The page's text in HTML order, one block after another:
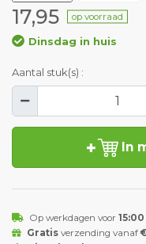
17,95 op voorraad
Dinsdag in huis
Aantal stuk(s) :
In
Op werkdagen voor 15:00
Gratisverzending vanaf